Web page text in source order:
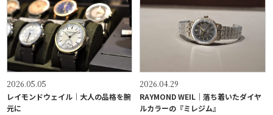
2026.05.05
レイモンドウェイル｜大人の品格を腕
元に
2026.04.29
RAYMOND WEIL｜落ち着いたダイヤ
ルカラーの『ミレジム』